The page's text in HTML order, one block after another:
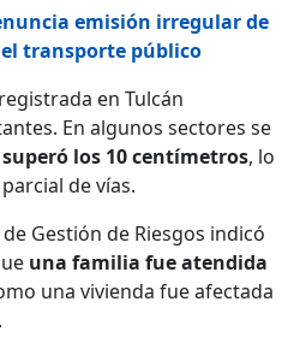
emisión irregular de
transporte público
en Tulcán
En algunos sectores se
los 10 centímetros, lo
de vías.
Gestión de Riesgos indicó
una familia fue atendida
una vivienda fue afectada